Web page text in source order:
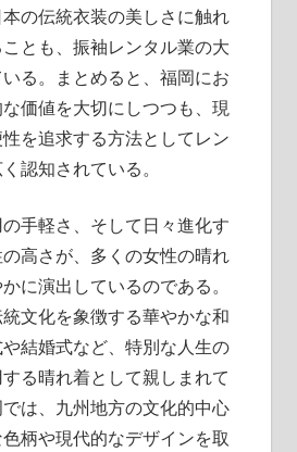
の伝統衣装の美しさに触れ
とも、振袖レンタル業の大
る。まとめると、福岡にお
価値を大切にしつつも、現
を追求する方法としてレン
認知されている。
手軽さ、そして日々進化す
高さが、多くの女性の晴れ
に演出しているのである。
文化を象徴する華やかな和
結婚式など、特別な人生の
る晴れ着として親しまれて
は、九州地方の文化的中心
柄や現代的なデザインを取